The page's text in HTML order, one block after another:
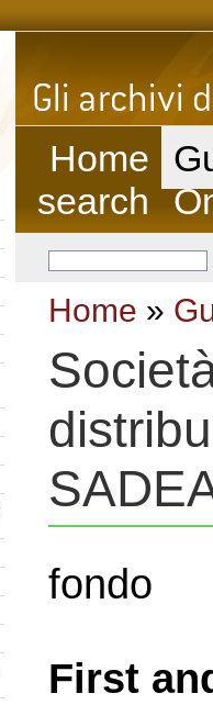
Home
search
Home »
fondo
First